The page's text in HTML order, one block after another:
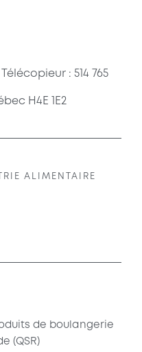
Télécopieur : 514 765
H4E 1E2
ALIMENTAIRE
de boulangerie
(QSR)